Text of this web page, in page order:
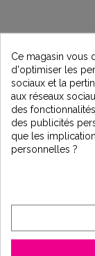
Description
Lot de 5 tamis
efficace de
installations
suspension.
Type : Tamis
Ce magasin vous
d'optimiser les
sociaux et la
aux réseaux
des
des publicités
que les
personnelles ?